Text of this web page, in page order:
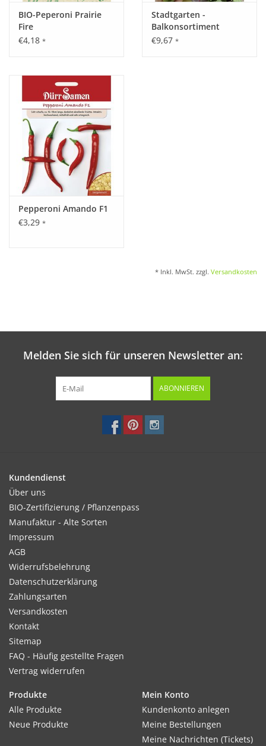
BIO-Peperoni Prairie
Fire
€4,18 *
Stadtgarten -
Balkonsortiment
€9,67 *
Pepperoni Amando F1
€3,29 *
* Inkl. MwSt. zzgl. Versandkosten
Melden Sie sich für unseren Newsletter an:
ABONNIEREN
Kundendienst
Über uns
BIO-Zertifizierung / Pflanzenpass
Manufaktur - Alte Sorten
Impressum
AGB
Widerrufsbelehrung
Datenschutzerklärung
Zahlungsarten
Versandkosten
Kontakt
Sitemap
FAQ - Häufig gestellte Fragen
Vertrag widerrufen
Produkte
Alle Produkte
Neue Produkte
Mein Konto
Kundenkonto anlegen
Meine Bestellungen
Meine Nachrichten (Tickets)